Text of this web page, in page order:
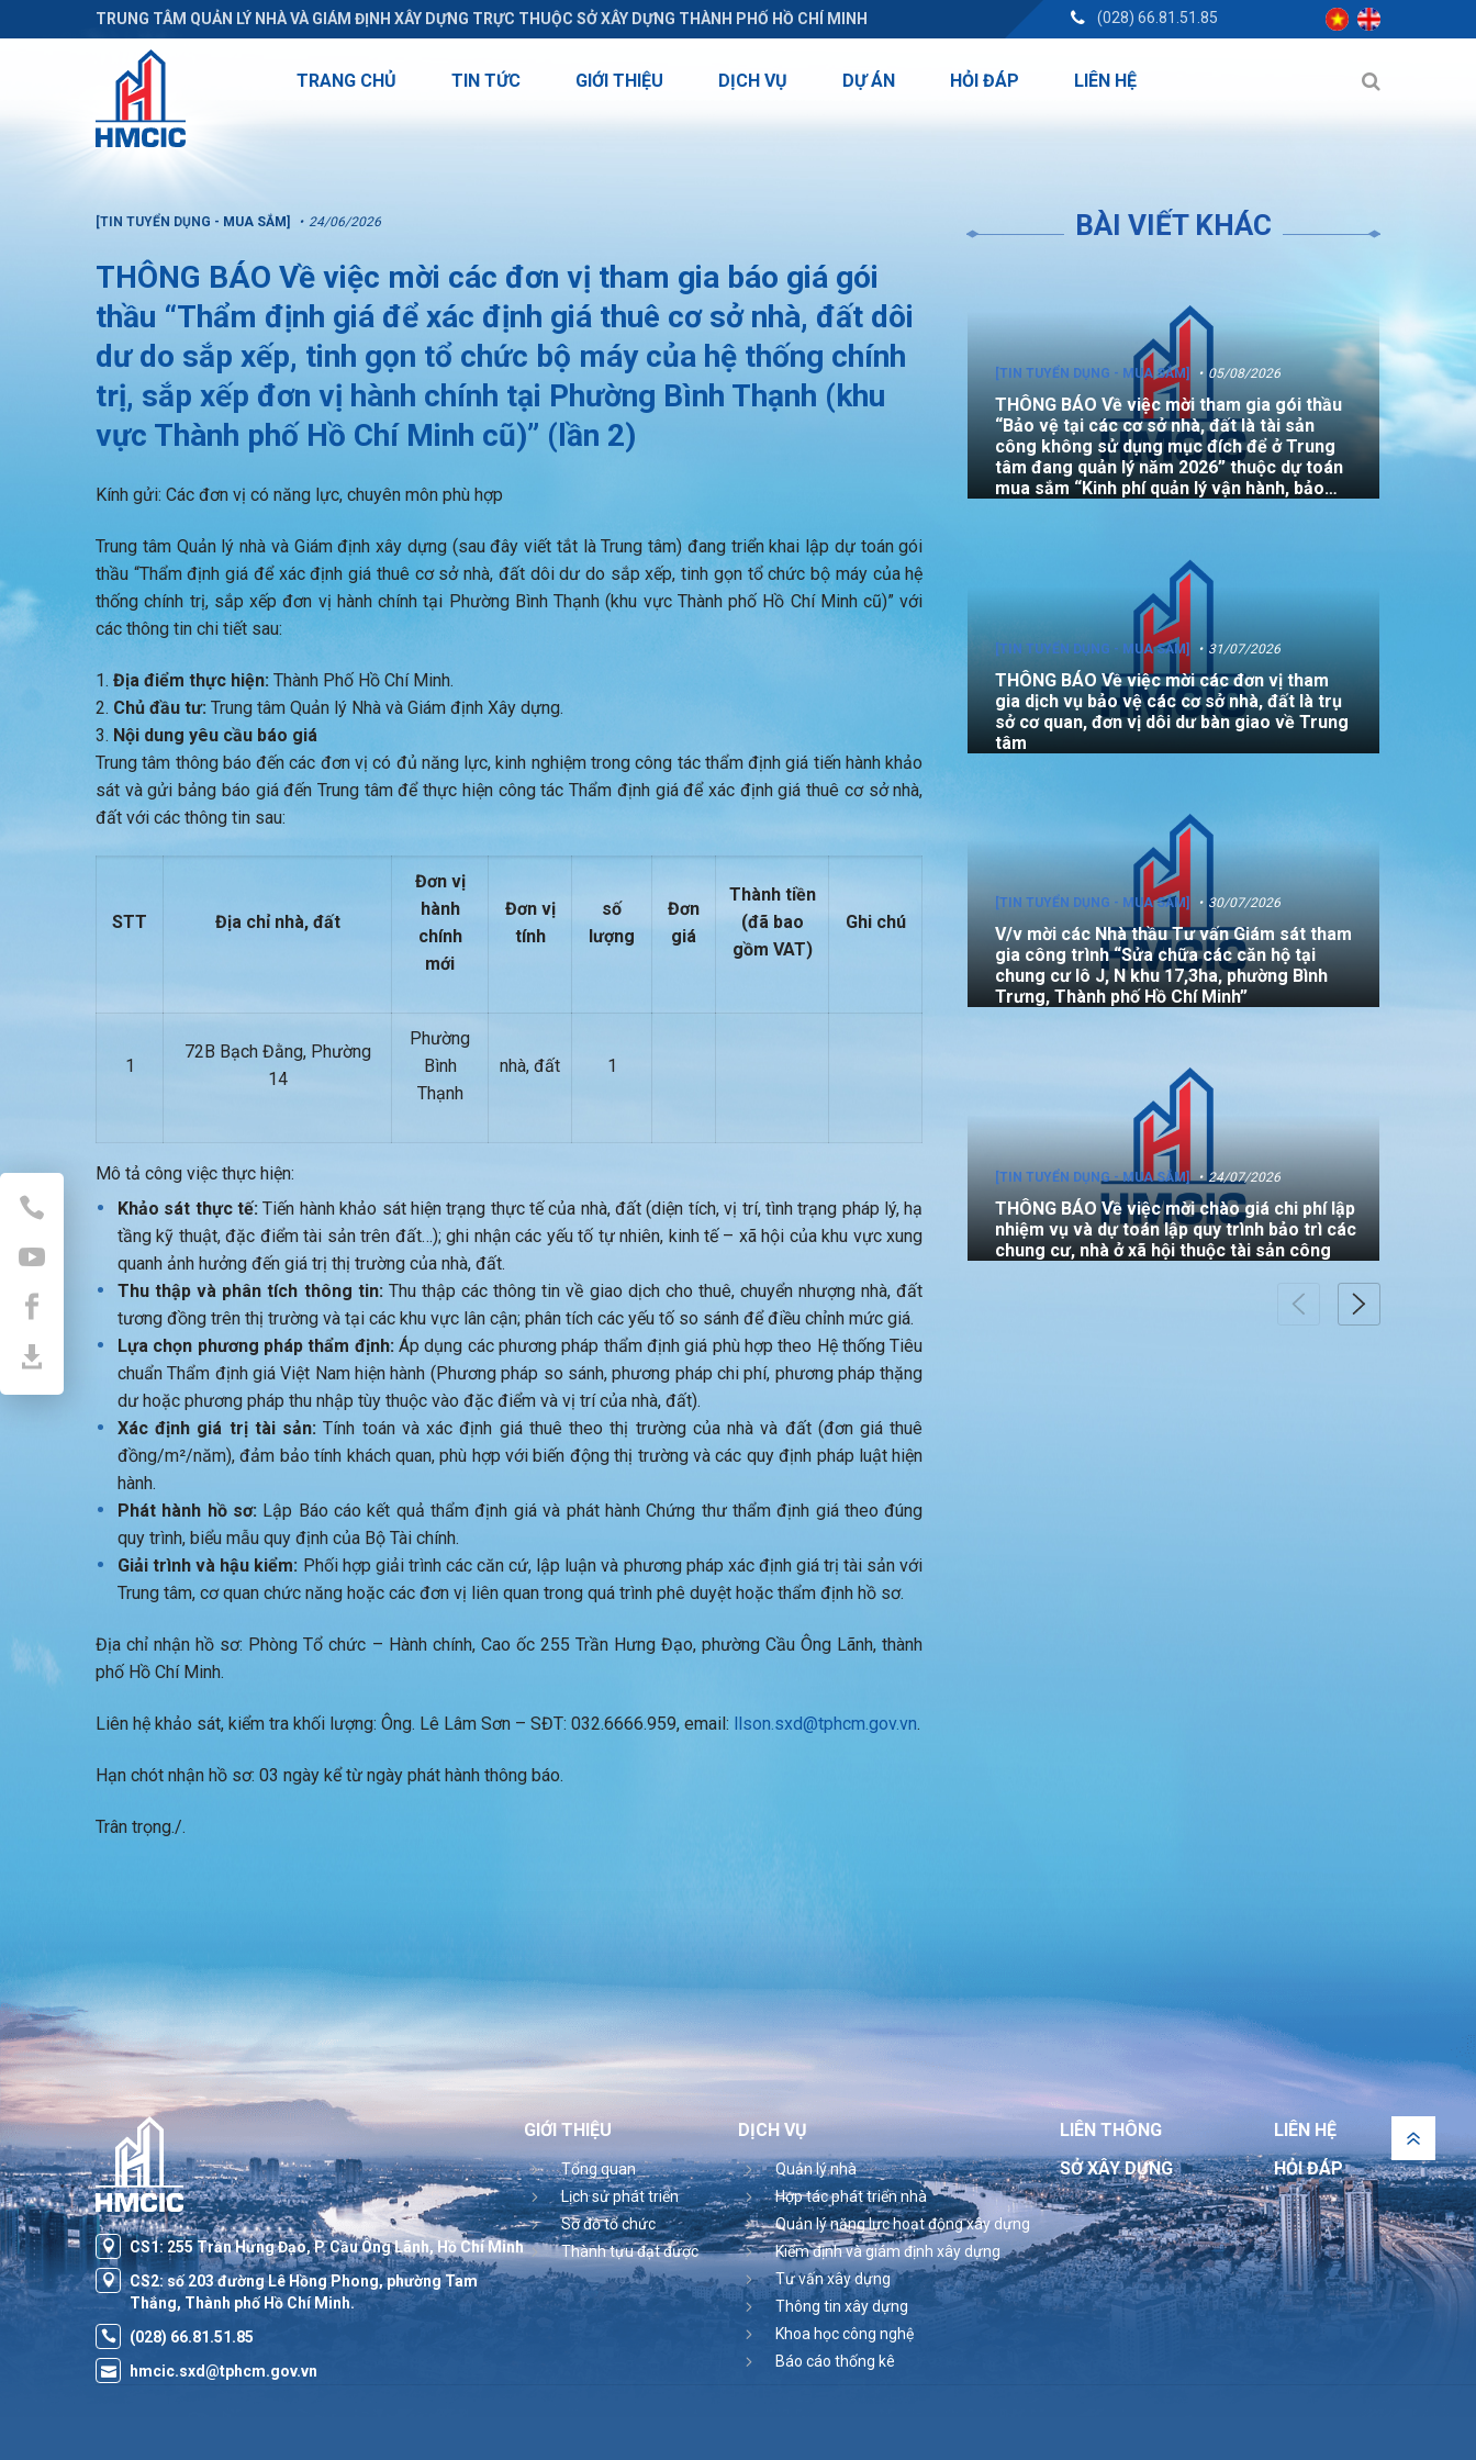
TRUNG TÂM QUẢN LÝ NHÀ VÀ GIÁM ĐỊNH XÂY DỰNG TRỰC THUỘC SỞ XÂY DỰNG THÀNH PHỐ HỒ CHÍ MINH (028) 66.81.51.85
TRANG CHỦ TIN TỨC GIỚI THIỆU DỊCH VỤ DỰ ÁN HỎI ĐÁP LIÊN HỆ
[TIN TUYỂN DỤNG - MUA SẮM] 24/06/2026
THÔNG BÁO Về việc mời các đơn vị tham gia báo giá gói
thầu “Thẩm định giá để xác định giá thuê cơ sở nhà, đất dôi
dư do sắp xếp, tinh gọn tổ chức bộ máy của hệ thống chính
trị, sắp xếp đơn vị hành chính tại Phường Bình Thạnh (khu
vực Thành phố Hồ Chí Minh cũ)” (lần 2)
Kính gửi: Các đơn vị có năng lực, chuyên môn phù hợp
Trung tâm Quản lý nhà và Giám định xây dựng (sau đây viết tắt là Trung tâm) đang triển khai lập dự toán gói
thầu “Thẩm định giá để xác định giá thuê cơ sở nhà, đất dôi dư do sắp xếp, tinh gọn tổ chức bộ máy của hệ
thống chính trị, sắp xếp đơn vị hành chính tại Phường Bình Thạnh (khu vực Thành phố Hồ Chí Minh cũ)” với
các thông tin chi tiết sau:
Địa điểm thực hiện: Thành Phố Hồ Chí Minh.
Chủ đầu tư: Trung tâm Quản lý Nhà và Giám định Xây dựng.
Nội dung yêu cầu báo giá
Trung tâm thông báo đến các đơn vị có đủ năng lực, kinh nghiệm trong công tác thẩm định giá tiến hành khảo
sát và gửi bảng báo giá đến Trung tâm để thực hiện công tác Thẩm định giá để xác định giá thuê cơ sở nhà,
đất với các thông tin sau:
STT Địa chỉ nhà, đất
Đơn vị
hành
chính
mới
Đơn vị
tính
số
lượng
Đơn
giá
Thành tiền
(đã bao
gồm VAT)
Ghi chú
1
72B Bạch Đằng, Phường
14
Phường
Bình
Thạnh
nhà, đất 1
Mô tả công việc thực hiện:
Khảo sát thực tế: Tiến hành khảo sát hiện trạng thực tế của nhà, đất (diện tích, vị trí, tình trạng pháp lý, hạ
tầng kỹ thuật, đặc điểm tài sản trên đất…); ghi nhận các yếu tố tự nhiên, kinh tế – xã hội của khu vực xung
quanh ảnh hưởng đến giá trị thị trường của nhà, đất.
Thu thập và phân tích thông tin:Thu thập các thông tin về giao dịch cho thuê, chuyển nhượng nhà, đất
tương đồng trên thị trường và tại các khu vực lân cận; phân tích các yếu tố so sánh để điều chỉnh mức giá.
Lựa chọn phương pháp thẩm định:Áp dụng các phương pháp thẩm định giá phù hợp theo Hệ thống Tiêu
chuẩn Thẩm định giá Việt Nam hiện hành (Phương pháp so sánh, phương pháp chi phí, phương pháp thặng
dư hoặc phương pháp thu nhập tùy thuộc vào đặc điểm và vị trí của nhà, đất).
Xác định giá trị tài sản: Tính toán và xác định giá thuê theo thị trường của nhà và đất (đơn giá thuê
đồng/m²/năm), đảm bảo tính khách quan, phù hợp với biến động thị trường và các quy định pháp luật hiện
hành.
Phát hành hồ sơ: Lập Báo cáo kết quả thẩm định giá và phát hành Chứng thư thẩm định giá theo đúng
quy trình, biểu mẫu quy định của Bộ Tài chính.
Giải trình và hậu kiểm: Phối hợp giải trình các căn cứ, lập luận và phương pháp xác định giá trị tài sản với
Trung tâm, cơ quan chức năng hoặc các đơn vị liên quan trong quá trình phê duyệt hoặc thẩm định hồ sơ.
Địa chỉ nhận hồ sơ: Phòng Tổ chức – Hành chính, Cao ốc 255 Trần Hưng Đạo, phường Cầu Ông Lãnh, thành
phố Hồ Chí Minh.
Liên hệ khảo sát, kiểm tra khối lượng: Ông. Lê Lâm Sơn – SĐT: 032.6666.959, email: llson.sxd@tphcm.gov.vn.
Hạn chót nhận hồ sơ: 03 ngày kể từ ngày phát hành thông báo.
Trân trọng./.
BÀI VIẾT KHÁC
[TIN TUYỂN DỤNG - MUA SẮM] 05/08/2026
THÔNG BÁO Về việc mời tham gia gói thầu
“Bảo vệ tại các cơ sở nhà, đất là tài sản
công không sử dụng mục đích để ở Trung
tâm đang quản lý năm 2026” thuộc dự toán
mua sắm “Kinh phí quản lý vận hành, bảo
[TIN TUYỂN DỤNG - MUA SẮM] 31/07/2026
THÔNG BÁO Về việc mời các đơn vị tham
gia dịch vụ bảo vệ các cơ sở nhà, đất là trụ
sở cơ quan, đơn vị dôi dư bàn giao về Trung
tâm
[TIN TUYỂN DỤNG - MUA SẮM] 30/07/2026
V/v mời các Nhà thầu Tư vấn Giám sát tham
gia công trình “Sửa chữa các căn hộ tại
chung cư lô J, N khu 17,3ha, phường Bình
Trưng, Thành phố Hồ Chí Minh”
[TIN TUYỂN DỤNG - MUA SẮM] 24/07/2026
THÔNG BÁO Về việc mời chào giá chi phí lập
nhiệm vụ và dự toán lập quy trình bảo trì các
chung cư, nhà ở xã hội thuộc tài sản công
CS1: 255 Trần Hưng Đạo, P. Cầu Ông Lãnh, Hồ Chí Minh
CS2: số 203 đường Lê Hồng Phong, phường Tam
Thắng, Thành phố Hồ Chí Minh.
(028) 66.81.51.85
hmcic.sxd@tphcm.gov.vn
GIỚI THIỆU
Tổng quan
Lịch sử phát triển
Sơ đồ tổ chức
Thành tựu đạt được
DỊCH VỤ
Quản lý nhà
Hợp tác phát triển nhà
Quản lý năng lực hoạt động xây dựng
Kiểm định và giám định xây dựng
Tư vấn xây dựng
Thông tin xây dựng
Khoa học công nghệ
Báo cáo thống kê
LIÊN THÔNG
SỞ XÂY DỰNG
LIÊN HỆ
HỎI ĐÁP